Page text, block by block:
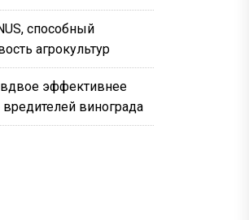
способный
агрокультур
эффективнее
винограда